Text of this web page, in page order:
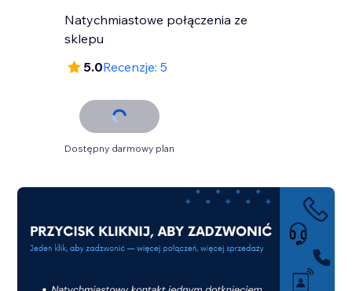
Natychmiastowe połączenia ze
sklepu
5.0Recenzje: 5
Dostępny darmowy plan